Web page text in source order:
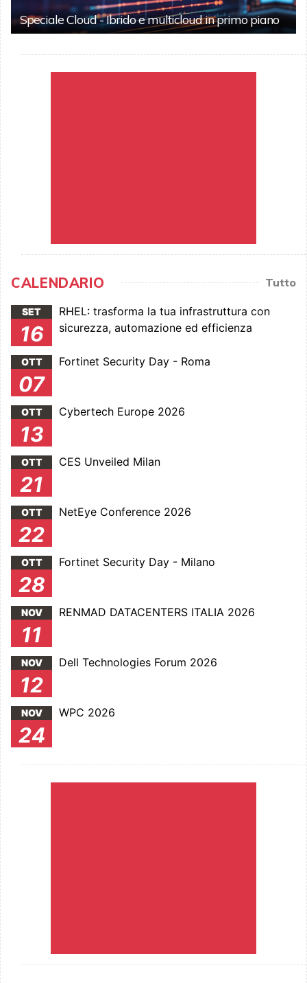
Speciale Cloud - Ibrido e multicloud in primo piano
CALENDARIO Tutto
SET
16
RHEL: trasforma la tua infrastruttura con
sicurezza, automazione ed efficienza
OTT
07
Fortinet Security Day - Roma
OTT
13
Cybertech Europe 2026
OTT
21
CES Unveiled Milan
OTT
22
NetEye Conference 2026
OTT
28
Fortinet Security Day - Milano
NOV
11
RENMAD DATACENTERS ITALIA 2026
NOV
12
Dell Technologies Forum 2026
NOV
24
WPC 2026